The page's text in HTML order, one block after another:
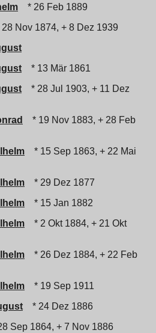
* 26 Feb 1889
28 Nov 1874, + 8 Dez 1939
* 13 Mär 1861
* 28 Jul 1903, + 11 Dez
* 19 Nov 1883, + 28 Feb
* 15 Sep 1863, + 22 Mai
* 29 Dez 1877
* 15 Jan 1882
* 2 Okt 1884, + 21 Okt
* 26 Dez 1884, + 22 Feb
* 19 Sep 1911
* 24 Dez 1886
Sep 1864, + 7 Nov 1886